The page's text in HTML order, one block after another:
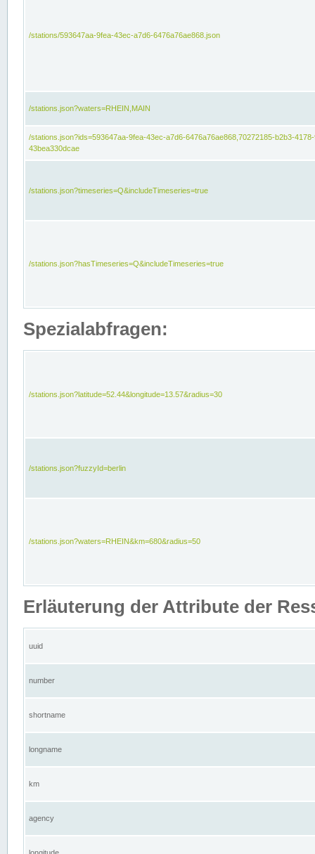
/stations/593647aa-9fea-43ec-a7d6-6476a76ae868.json
/stations.json?waters=RHEIN,MAIN
/stations.json?ids=593647aa-9fea-43ec-a7d6-6476a76ae868,70272185-b2b3-
43bea330dcae
/stations.json?timeseries=Q&includeTimeseries=true
/stations.json?hasTimeseries=Q&includeTimeseries=true
Spezialabfragen:
/stations.json?latitude=52.44&longitude=13.57&radius=30
/stations.json?fuzzyId=berlin
/stations.json?waters=RHEIN&km=680&radius=50
Erläuterung der Attribute der
uuid
number
shortname
longname
km
agency